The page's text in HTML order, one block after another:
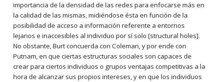
importancia de la densidad de las redes para enfocarse más en
la calidad de las mismas, midiéndose ésta en función de la
posibilidad de acceso a información referente a entornos
lejanos e inaccesibles al individuo por sí solo [structural holes].
No obstante, Burt concuerda con Coleman, y por ende con
Putnam, en que ciertas estructuras sociales son capaces de
crear para ciertos individuos o grupos ventajas competitivas a la
hora de alcanzar sus propios intereses, y en que los individuos